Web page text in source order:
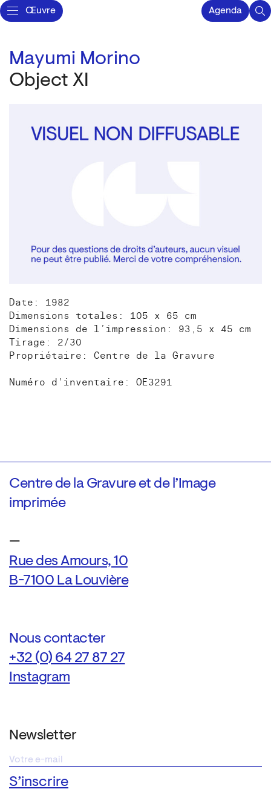
Œuvre Agenda
Mayumi Morino
Object XI
Date: 1982
Dimensions totales: 105 x 65 cm
Dimensions de l’impression: 93,5 x 45 cm
Tirage: 2/30
Propriétaire: Centre de la Gravure
Numéro d'inventaire: OE3291
Centre de la Gravure et de l’Image
imprimée
—
Rue des Amours, 10
B-7100 La Louvière
Nous contacter
+32 (0) 64 27 87 27
Instagram
Newsletter